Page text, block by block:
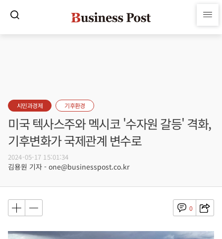
시민과경제 기후환경
미국 텍사스주와 멕시코 '수자원 갈등' 격화,
기후변화가 국제관계 변수로
2024-05-17 15:01:34
김용원 기자 - one@businesspost.co.kr
0